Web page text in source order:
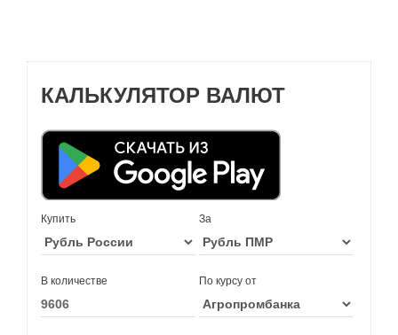
КАЛЬКУЛЯТОР ВАЛЮТ
Купить За
В количестве По курсу от